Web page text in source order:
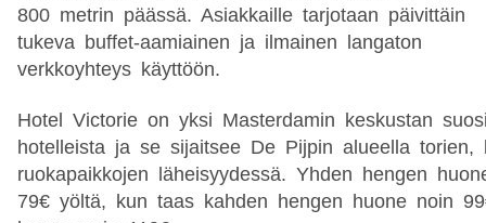
800 metrin päässä. Asiakkaille tarjotaan päivittäin
tukeva buffet-aamiainen ja ilmainen langaton
verkkoyhteys käyttöön.
Hotel Victorie on yksi Masterdamin keskustan
hotelleista ja se sijaitsee De Pijpin alueella torien,
ruokapaikkojen läheisyydessä. Yhden hengen
79€ yöltä, kun taas kahden hengen huone noin